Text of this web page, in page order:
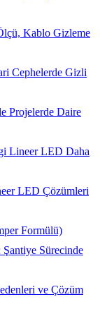
Kablo Gizleme
Cephelerde Gizli
Projelerde Daire
Lineer LED Daha
LED Çözümleri
Formülü)
Şantiye Sürecinde
ve Çözüm